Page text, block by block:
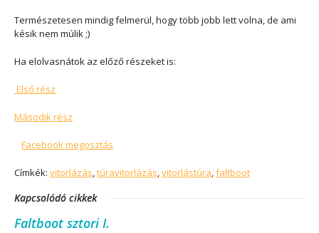
Természetesen mindig felmerül, hogy több jobb lett volna, de ami
késik nem múlik ;)
Ha elolvasnátok az előző részeket is:
Első rész
Második rész
Facebook megosztás
Címkék: vitorlázás,túravitorlázás,vitorlástúra,faltboot
Kapcsolódó cikkek
Faltboot sztori I.